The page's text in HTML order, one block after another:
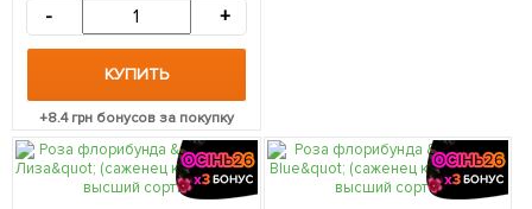
- +
КУПИТЬ
+8.4грн бонусов за покупку